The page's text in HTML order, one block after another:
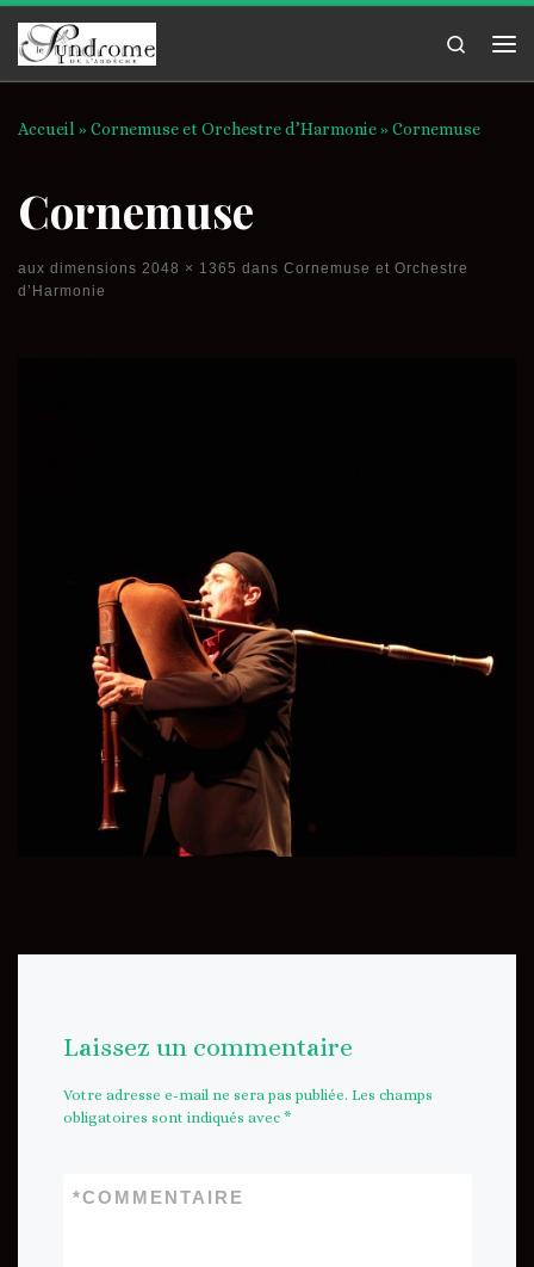
Passer au contenu
Search
Accueil »Cornemuse et Orchestre d’Harmonie»Cornemuse
Cornemuse
aux dimensions 2048 × 1365 dans Cornemuse et Orchestre
d’Harmonie
Laissez un commentaire
Votre adresse e-mail ne sera pas publiée. Les champs
obligatoires sont indiqués avec *
COMMENTAIRE
*